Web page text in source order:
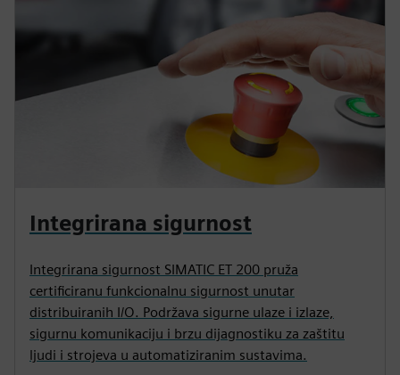
Integrirana sigurnost
Integrirana sigurnost SIMATIC ET 200 pruža
certificiranu funkcionalnu sigurnost unutar
distribuiranih I/O. Podržava sigurne ulaze i izlaze,
sigurnu komunikaciju i brzu dijagnostiku za zaštitu
ljudi i strojeva u automatiziranim sustavima.